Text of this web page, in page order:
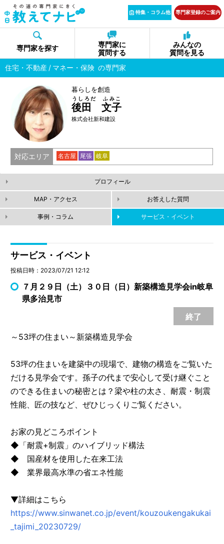
特集・コラム他 専門家登録のご案内
専門家を探す
専門家に
質問する
みんなの
質問を見る
住宅・不動産
マネー・保険 の専門家
暮らしを創造
後田 文子
うしろだ ふみこ
株式会社新和建設
対応エリア 名古屋 尾張 岐阜
プロフィール
MAP・アクセス お答えした質問
事例・コラム サービス・イベント
サービス・イベント
投稿日時：2023/07/21 12:12
７月２９日（土）３０日（日）新築構造見学会in岐阜
県多治見市
終了
～53坪の住まい～新築構造見学会
53坪の住まいを建築中の現場で、建物の構造をご覧いた
だける見学会です。孫子の代まで安心して受け継ぐこと
のできる住まいの秘密とは？梁や柱の太さ、耐震・制震
性能、匠の技など、ぜひじっくりご覧ください。
お家の見どころポイント
◆「耐震+制震」のハイブリッド構法
◆ 国産材を使用した在来工法
◆ 業界最高水準の省エネ性能
▼詳細はこちら
https://www.sinwanet.co.jp/event/kouzoukengakukai
_tajimi_20230729/